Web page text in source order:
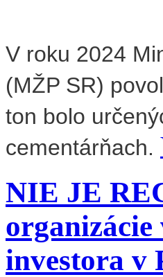
V roku 2024
(MŽP SR)
ton bolo
cementárňach.
NIE JE
investora v